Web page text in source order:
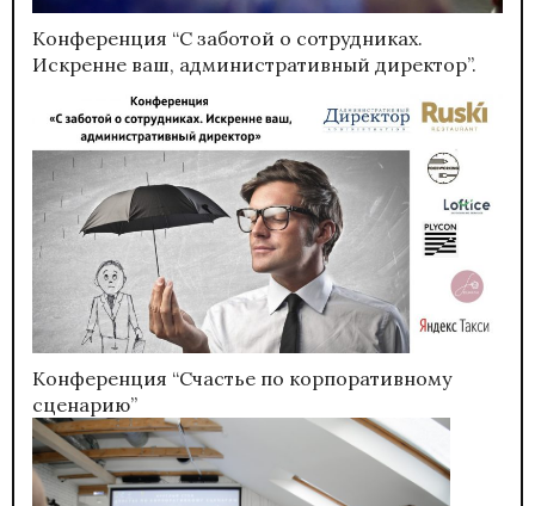
Конференция “С заботой о сотрудниках.
Искренне ваш, административный директор”.
Конференция “Счастье по корпоративному
сценарию”